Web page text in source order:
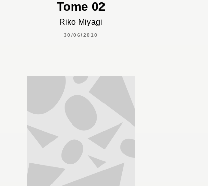
Tome 02
Riko Miyagi
30/06/2010